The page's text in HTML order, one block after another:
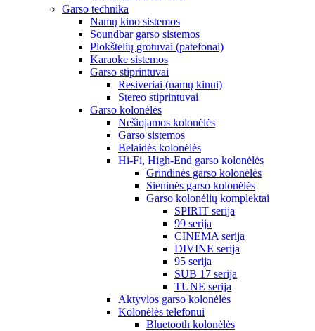
Garso technika
Namų kino sistemos
Soundbar garso sistemos
Plokštelių grotuvai (patefonai)
Karaoke sistemos
Garso stiprintuvai
Resiveriai (namų kinui)
Stereo stiprintuvai
Garso kolonėlės
Nešiojamos kolonėlės
Garso sistemos
Belaidės kolonėlės
Hi-Fi, High-End garso kolonėlės
Grindinės garso kolonėlės
Sieninės garso kolonėlės
Garso kolonėlių komplektai
SPIRIT serija
99 serija
CINEMA serija
DIVINE serija
95 serija
SUB 17 serija
TUNE serija
Aktyvios garso kolonėlės
Kolonėlės telefonui
Bluetooth kolonėlės